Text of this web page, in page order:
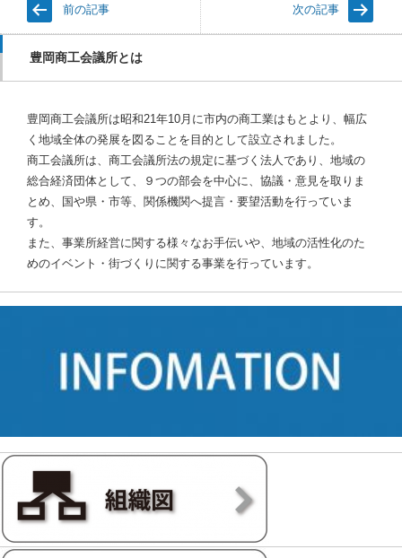
前の記事 次の記事
豊岡商工会議所とは
豊岡商工会議所は昭和21年10月に市内の商工業はもとより、幅広
く地域全体の発展を図ることを目的として設立されました。
商工会議所は、商工会議所法の規定に基づく法人であり、地域の
総合経済団体として、９つの部会を中心に、協議・意見を取りま
とめ、国や県・市等、関係機関へ提言・要望活動を行っていま
す。
また、事業所経営に関する様々なお手伝いや、地域の活性化のた
めのイベント・街づくりに関する事業を行っています。